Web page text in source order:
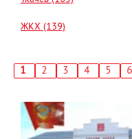
ЖКХ (139)
Текущая
1 Страница
2 Страница
3 Страница
4 5 6